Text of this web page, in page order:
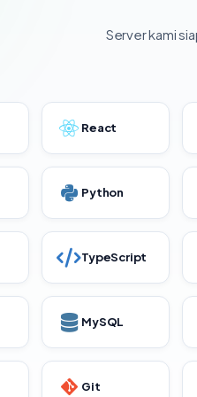
Server kami
React
Python
TypeScript
MySQL
Git